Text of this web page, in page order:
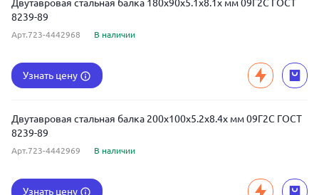
Двутавровая стальная балка 180x90x5.1x8.1x мм 09Г2С ГОСТ
8239-89
Арт.723-4442968 В наличии
Узнать цену
Двутавровая стальная балка 200x100x5.2x8.4x мм 09Г2С ГОСТ
8239-89
Арт.723-4442969 В наличии
Узнать цену